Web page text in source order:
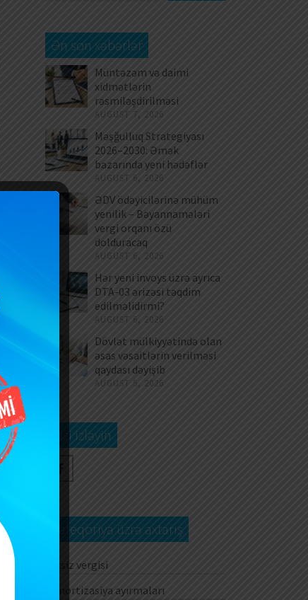
Ən son xəbərlər
Müntəzəm və daimi
xidmətlərin
rəsmiləşdirilməsi
AUGUST 7, 2026
Məşğulluq Strategiyası
2026–2030: Əmək
bazarında yeni hədəflər
AUGUST 6, 2026
ƏDV ödəyicilərinə mühüm
yenilik – Bəyannamələri
vergi orqanı özü
dolduracaq
AUGUST 6, 2026
Hər yeni invoys üzrə ayrıca
DTA-03 ərizəsi təqdim
edilməlidirmi?
AUGUST 6, 2026
Dövlət mülkiyyətində olan
əsas vəsaitlərin verilməsi
qaydası dəyişib
AUGUST 5, 2026
Bizi izləyin
Kateqoriya üzrə axtarış
Aksiz vergisi
Amortizasiya ayırmaları